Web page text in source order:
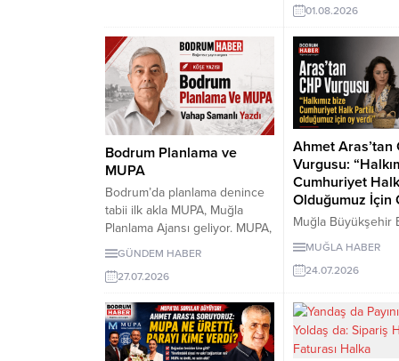
madalyayla döndü.
yayınlara “Bize
yaptırmaya
sözleriyle yanıt
sorular ise yanıtsız
01.08.2026
Bodrum Planlama ve
MUPA
Bodrum’da planlama denince
tabii ilk akla MUPA, Muğla
Planlama Ajansı geliyor. MUPA,
anlaşıldığına göre, idareten
Başkanlığına bağlı bir kuruluş.
Hemen söyleyelim: Muğla ve
Bodrum gibi yerlerde
planlamanın öne çıkması,
gündeme gelmesi çok hayırlı
GÜNDEM HABER
27.07.2026
Ahmet Aras’tan
Vurgusu:
Cumhuriyet
Olduğumuz İçin
Muğla Büyükşehir
Başkanı Ahmet
tartışmalara
olduğumuz için oy
sözleriyle yanıt
partiden aceleyle
MUĞLA HABER
24.07.2026